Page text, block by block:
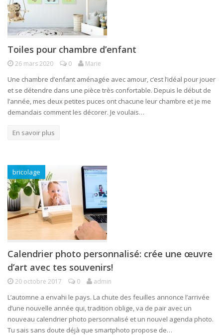
Toiles pour chambre d’enfant
26 mars 2020 0 Marie
Une chambre d’enfant aménagée avec amour, c’est l’idéal pour jouer
et se détendre dans une pièce très confortable. Depuis le début de
l’année, mes deux petites puces ont chacune leur chambre et je me
demandais comment les décorer. Je voulais…
En savoir plus
bricolage
Calendrier photo personnalisé: crée une œuvre
d’art avec tes souvenirs!
20 octobre 2017 0 admin
L’automne a envahi le pays. La chute des feuilles annonce l’arrivée
d’une nouvelle année qui, tradition oblige, va de pair avec un
nouveau calendrier photo personnalisé et un nouvel agenda photo.
Tu sais sans doute déjà que smartphoto propose de…